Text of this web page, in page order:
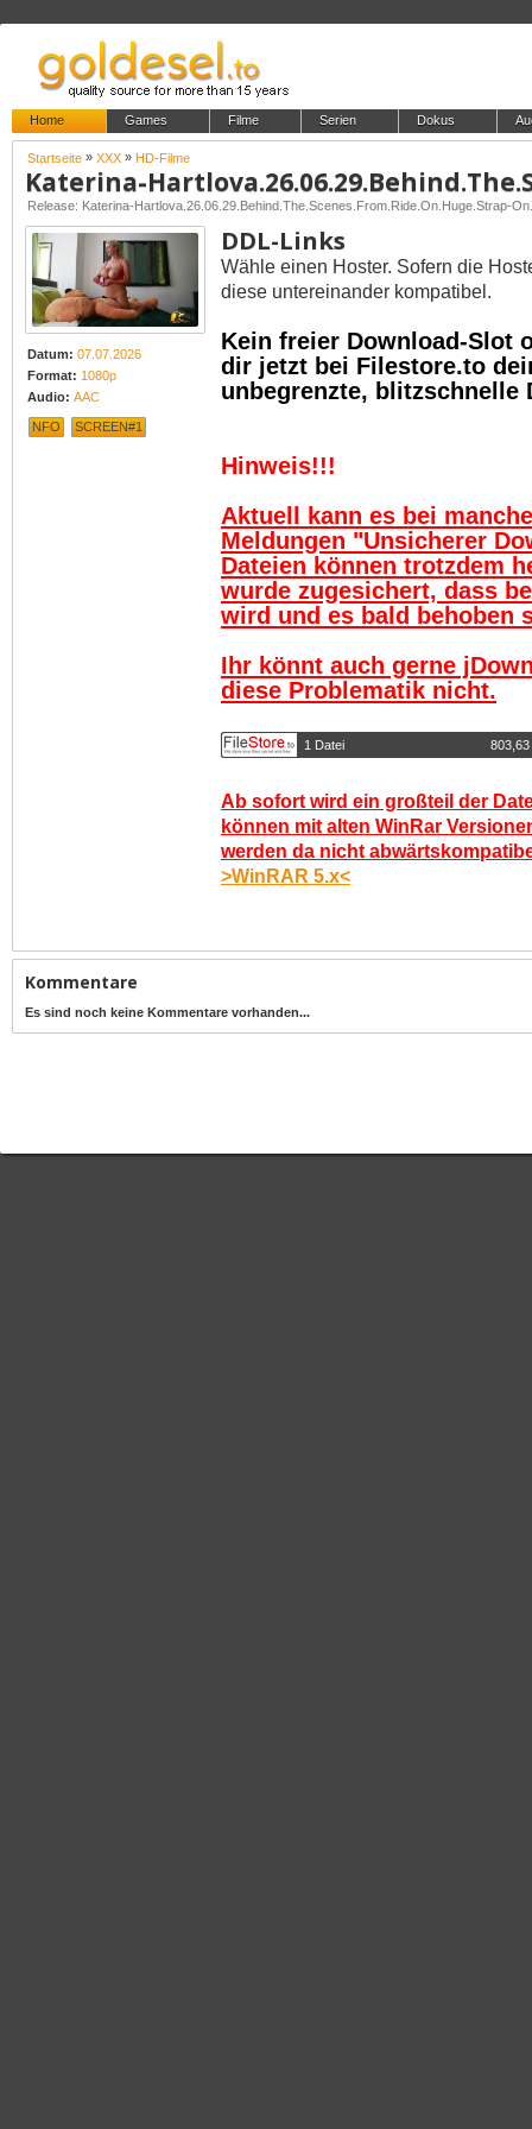
Home Games Filme Serien Dokus
Startseite » XXX » HD-Filme
Datum: 07.07.2026
Format: 1080p
Audio: AAC
NFO SCREEN#1
DDL-Links
Wähle einen Hoster. Sofern die
diese untereinander kompatibel.
Kein freier Download-Slot
dir jetzt bei Filestore.to
unbegrenzte, blitzschnelle
Hinweis!!!
Aktuell kann es bei
Meldungen "Unsicherer
Dateien können trotzdem
wurde zugesichert, dass
wird und es bald behoben
Ihr könnt auch gerne
diese Problematik nicht.
1 Datei 803,63
Ab sofort wird ein großteil der
können mit alten WinRar
werden da nicht
>WinRAR 5.x<
Kommentare
Es sind noch keine Kommentare vorhanden...